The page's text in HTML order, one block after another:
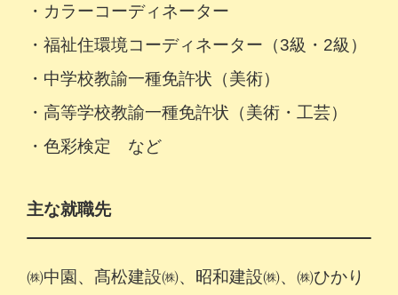
・カラーコーディネーター
・福祉住環境コーディネーター（3級・2級）
・中学校教諭一種免許状（美術）
・高等学校教諭一種免許状（美術・工芸）
・色彩検定 など
主な就職先
㈱中園、髙松建設㈱、昭和建設㈱、㈱ひかり